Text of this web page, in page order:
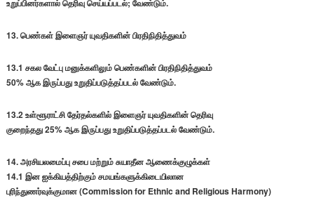
உறுப்பினர்களால் தெரிவு செய்யப்படல்; வேண்டும்.
13. பெண்கள் இளைஞர் யுவதிகளின் பிரதிநிதித்துவம்
13.1 சகல வேட்பு மனுக்களிலும் பெண்களின் பிரதிநிதித்துவம்
50% ஆக இருப்பது உறுதிப்படுத்தப்படல் வேண்டும்.
13.2 உள்ளூராட்சி தேர்தல்களில் இளைஞர் யுவதிகளின் தெரிவு
குறைந்தது 25% ஆக இருப்பது உறுதிப்படுத்தப்படல் வேண்டும்.
14. அரசியலமைப்பு சபை மற்றும் சுயாதீன ஆணைக்குழுக்கள்
14.1 இன ஐக்கியத்திற்கும் சமயங்களுக்கிடையிலான
புரிந்துணர்வுக்குமான (Commission for Ethnic and Religious Harmony)